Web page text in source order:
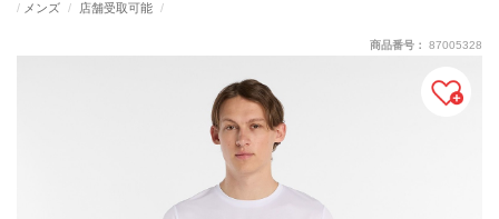
メンズ 店舗受取可能
商品番号： 87005328